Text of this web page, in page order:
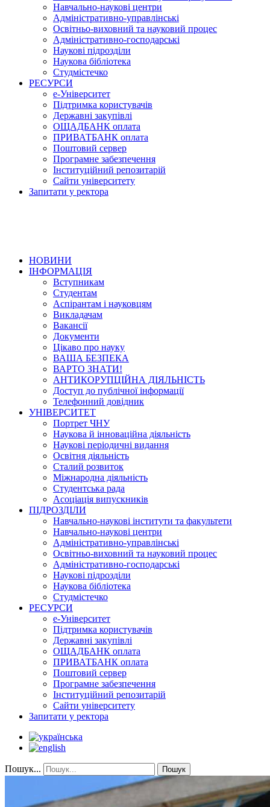
Навчально-наукові центри
Адміністративно-управлінські
Освітньо-виховний та науковий процес
Адміністративно-господарські
Наукові підрозділи
Наукова бібліотека
Студмістечко
РЕСУРСИ
е-Університет
Підтримка користувачів
Державні закупівлі
ОЩАДБАНК оплата
ПРИВАТБАНК оплата
Поштовий сервер
Програмне забезпечення
Інституційний репозитарій
Сайти університету
Запитати у ректора
НОВИНИ
ІНФОРМАЦІЯ
Вступникам
Студентам
Аспірантам і науковцям
Викладачам
Вакансії
Документи
Цікаво про науку
ВАША БЕЗПЕКА
ВАРТО ЗНАТИ!
АНТИКОРУПЦІЙНА ДІЯЛЬНІСТЬ
Доступ до публічної інформації
Телефонний довідник
УНІВЕРСИТЕТ
Портрет ЧНУ
Наукова й інноваційна діяльність
Наукові періодичні видання
Освітня діяльність
Сталий розвиток
Міжнародна діяльність
Студентська рада
Асоціація випускників
ПІДРОЗДІЛИ
Навчально-наукові інститути та факультети
Навчально-наукові центри
Адміністративно-управлінські
Освітньо-виховний та науковий процес
Адміністративно-господарські
Наукові підрозділи
Наукова бібліотека
Студмістечко
РЕСУРСИ
е-Університет
Підтримка користувачів
Державні закупівлі
ОЩАДБАНК оплата
ПРИВАТБАНК оплата
Поштовий сервер
Програмне забезпечення
Інституційний репозитарій
Сайти університету
Запитати у ректора
Пошук... Пошук